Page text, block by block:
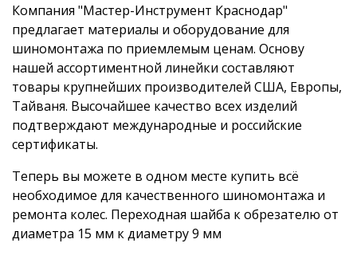
Компания "Мастер-Инструмент Краснодар"
предлагает материалы и оборудование для
шиномонтажа по приемлемым ценам. Основу
нашей ассортиментной линейки составляют
товары крупнейших производителей США, Европы,
Тайваня. Высочайшее качество всех изделий
подтверждают международные и российские
сертификаты.
Теперь вы можете в одном месте купить всё
необходимое для качественного шиномонтажа и
ремонта колес. Переходная шайба к обрезателю от
диаметра 15 мм к диаметру 9 мм